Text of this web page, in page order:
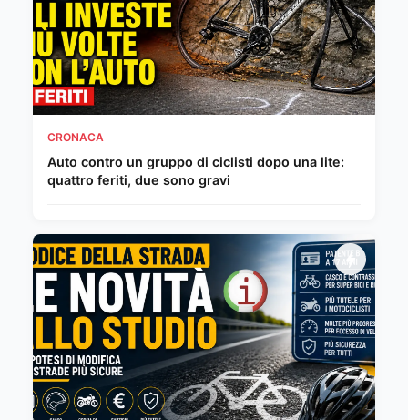
CRONACA
Auto contro un gruppo di ciclisti dopo una lite:
quattro feriti, due sono gravi